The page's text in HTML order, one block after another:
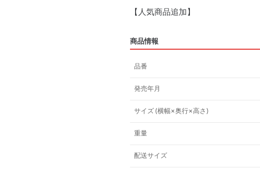
【人気商品追加】
商品情報
品番
発売年月
サイズ (横幅×奥行×高さ)
重量
配送サイズ